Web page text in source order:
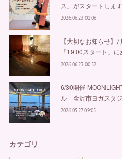
ス」がスタートします
2026.06.23 01:06
【大切なお知らせ】
「19:00スタート」に
2026.06.23 00:52
6/30開催
ル 金沢市ヨガスタ
2026.05.27 09:05
カテゴリ